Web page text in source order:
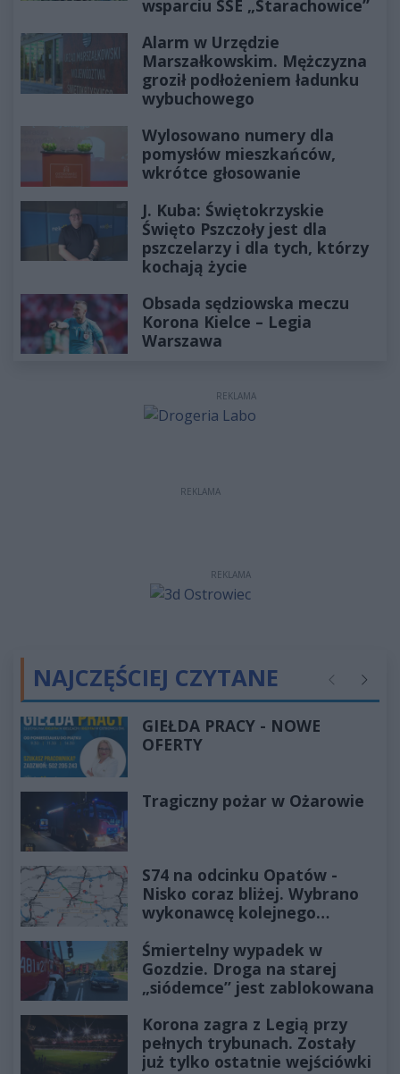
wsparciu SSE „Starachowice”
Alarm w Urzędzie
Marszałkowskim. Mężczyzna
groził podłożeniem ładunku
wybuchowego
Wylosowano numery dla
pomysłów mieszkańców,
wkrótce głosowanie
J. Kuba: Świętokrzyskie
Święto Pszczoły jest dla
pszczelarzy i dla tych, którzy
kochają życie
Obsada sędziowska meczu
Korona Kielce – Legia
Warszawa
REKLAMA
REKLAMA
REKLAMA
NAJCZĘŚCIEJ CZYTANE Poprzednie
GIEŁDA PRACY - NOWE
OFERTY
Tragiczny pożar w Ożarowie
S74 na odcinku Opatów -
Nisko coraz bliżej. Wybrano
wykonawcę kolejnego
Śmiertelny wypadek w
Gozdzie. Droga na starej
„siódemce” jest zablokowana
Korona zagra z Legią przy
pełnych trybunach. Zostały
już tylko ostatnie wejściówki